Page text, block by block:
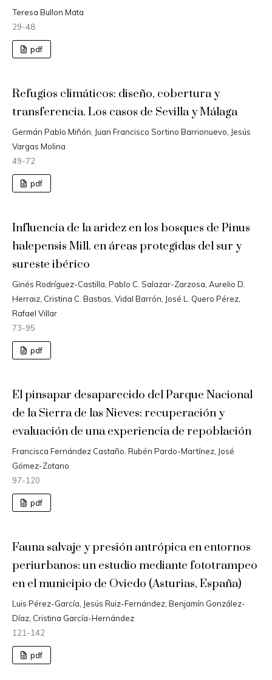
Teresa Bullon Mata
29-48
pdf
Refugios climáticos: diseño, cobertura y
transferencia. Los casos de Sevilla y Málaga
Germán Pablo Miñón, Juan Francisco Sortino Barrionuevo, Jesús
Vargas Molina
49-72
pdf
Influencia de la aridez en los bosques de Pinus
halepensis Mill. en áreas protegidas del sur y
sureste ibérico
Ginés Rodríguez-Castilla, Pablo C. Salazar-Zarzosa, Aurelio D.
Herraiz, Cristina C. Bastias, Vidal Barrón, José L. Quero Pérez,
Rafael Villar
73-95
pdf
El pinsapar desaparecido del Parque Nacional
de la Sierra de las Nieves: recuperación y
evaluación de una experiencia de repoblación
Francisca Fernández Castaño, Rubén Pardo-Martínez, José
Gómez-Zotano
97-120
pdf
Fauna salvaje y presión antrópica en entornos
periurbanos: un estudio mediante fototrampeo
en el municipio de Oviedo (Asturias, España)
Luis Pérez-García, Jesús Ruiz-Fernández, Benjamín González-
Díaz, Cristina García-Hernández
121-142
pdf